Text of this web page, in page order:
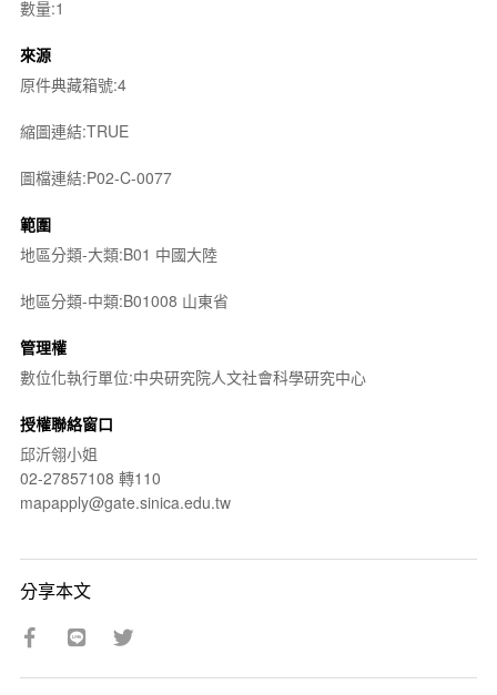
數量:1
來源
原件典藏箱號:4
縮圖連結:TRUE
圖檔連結:P02-C-0077
範圍
地區分類-大類:B01 中國大陸
地區分類-中類:B01008 山東省
管理權
數位化執行單位:中央研究院人文社會科學研究中心
授權聯絡窗口
邱沂翎小姐
02-27857108 轉110
mapapply@gate.sinica.edu.tw
分享本文